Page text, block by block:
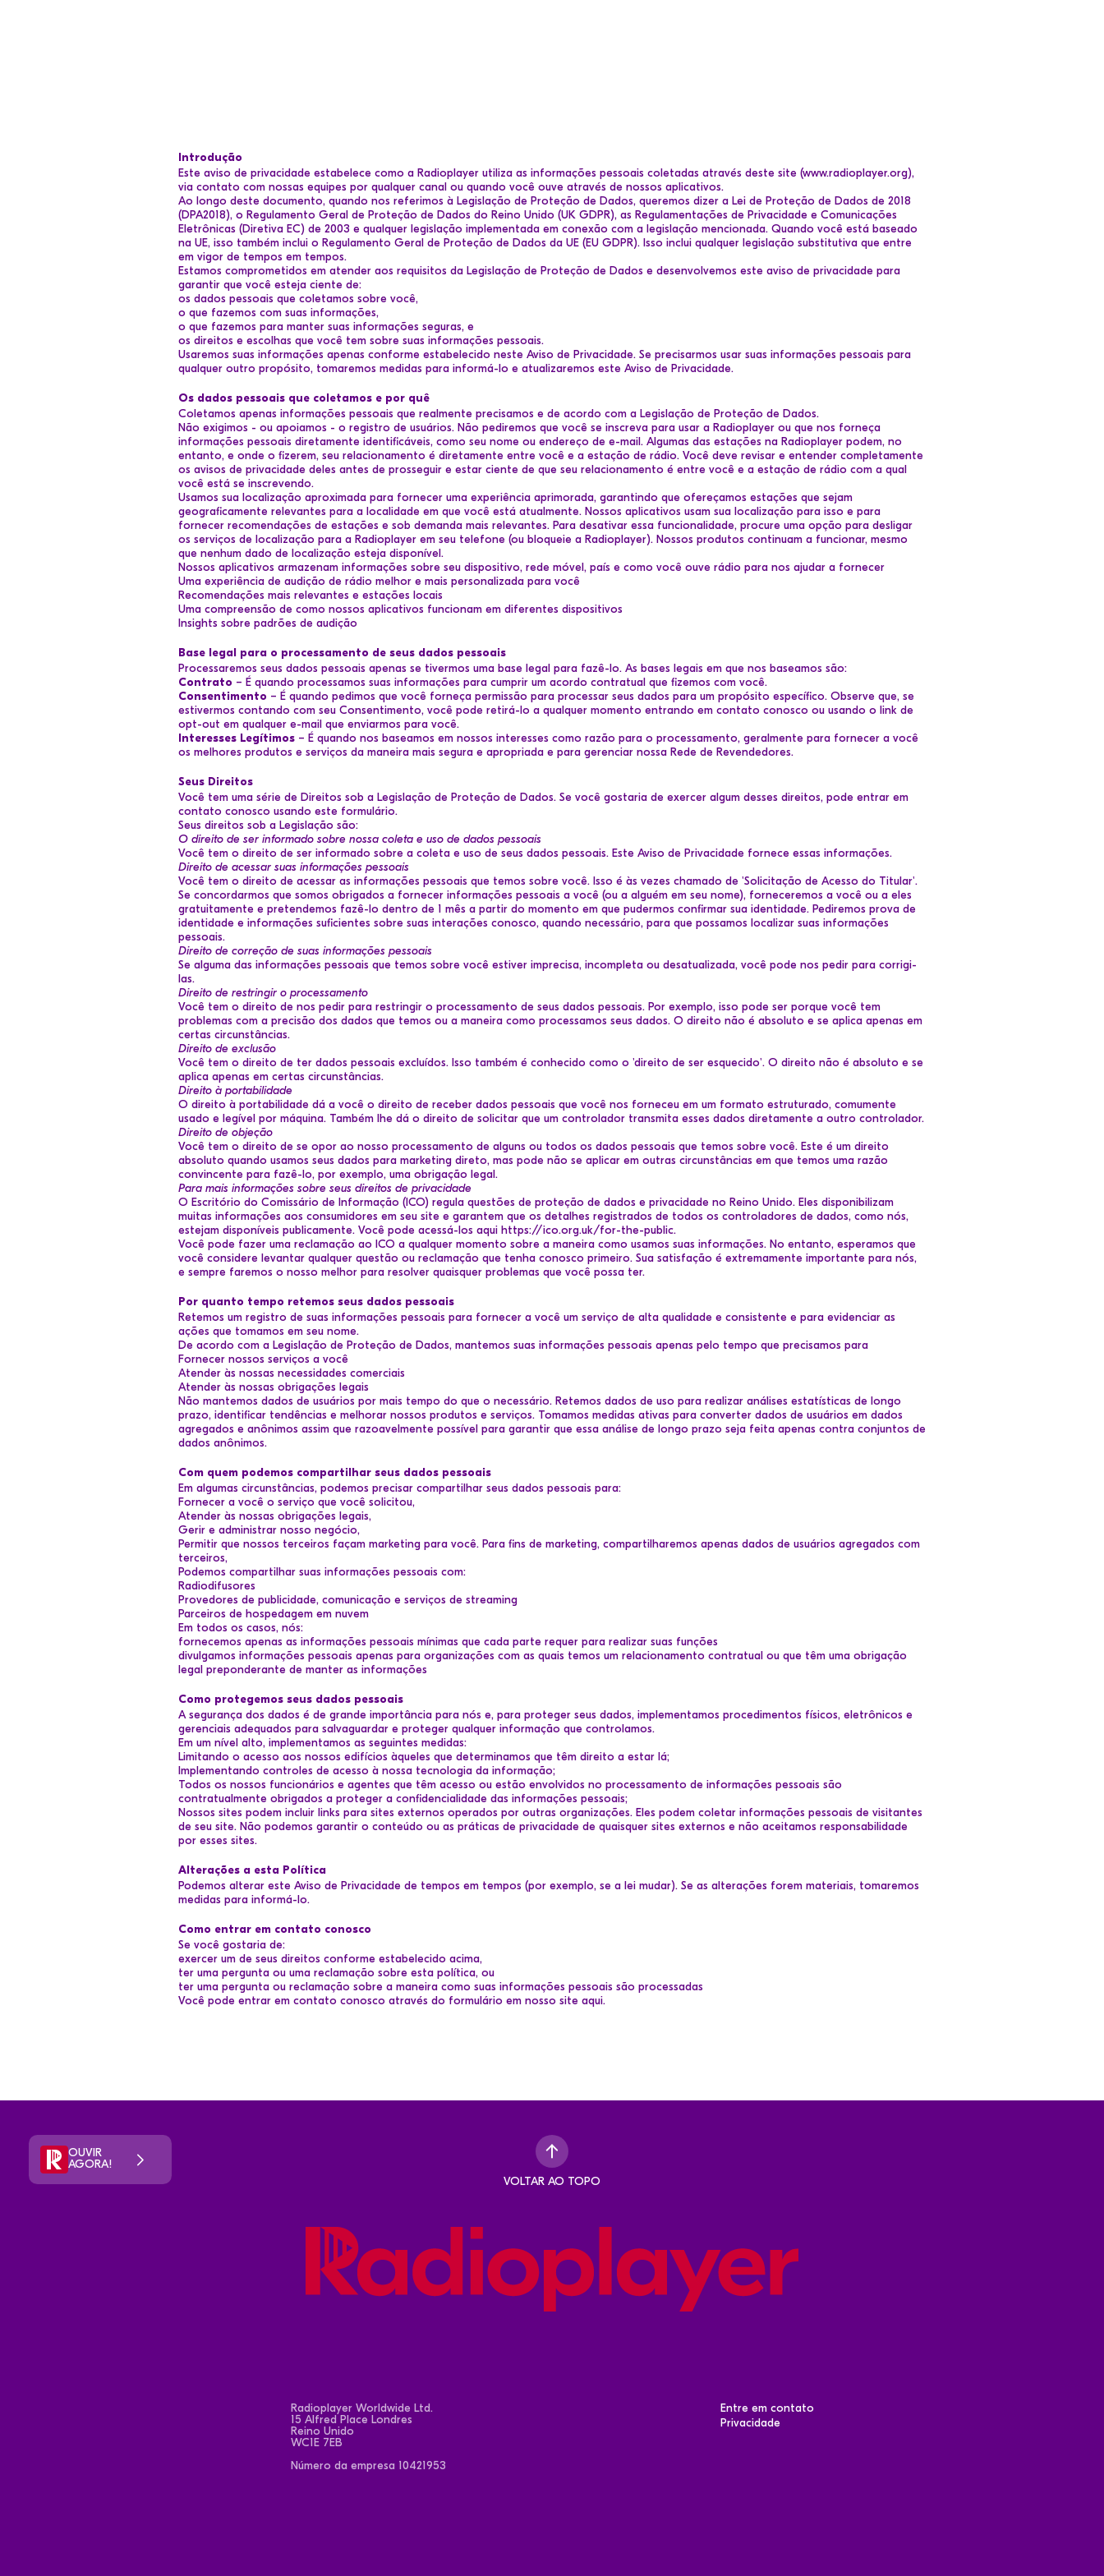
Introdução
Este aviso de privacidade estabelece como a Radioplayer utiliza as informações pessoais coletadas através deste site (www.radioplayer.org),
via contato com nossas equipes por qualquer canal ou quando você ouve através de nossos aplicativos.
Ao longo deste documento, quando nos referimos à Legislação de Proteção de Dados, queremos dizer a Lei de Proteção de Dados de 2018
(DPA2018), o Regulamento Geral de Proteção de Dados do Reino Unido (UK GDPR), as Regulamentações de Privacidade e Comunicações
Eletrônicas (Diretiva EC) de 2003 e qualquer legislação implementada em conexão com a legislação mencionada. Quando você está baseado
na UE, isso também inclui o Regulamento Geral de Proteção de Dados da UE (EU GDPR). Isso inclui qualquer legislação substitutiva que entre
em vigor de tempos em tempos.
Estamos comprometidos em atender aos requisitos da Legislação de Proteção de Dados e desenvolvemos este aviso de privacidade para
garantir que você esteja ciente de:
os dados pessoais que coletamos sobre você,
o que fazemos com suas informações,
o que fazemos para manter suas informações seguras, e
os direitos e escolhas que você tem sobre suas informações pessoais.
Usaremos suas informações apenas conforme estabelecido neste Aviso de Privacidade. Se precisarmos usar suas informações pessoais para
qualquer outro propósito, tomaremos medidas para informá-lo e atualizaremos este Aviso de Privacidade.
Os dados pessoais que coletamos e por quê
Coletamos apenas informações pessoais que realmente precisamos e de acordo com a Legislação de Proteção de Dados.
Não exigimos - ou apoiamos - o registro de usuários. Não pediremos que você se inscreva para usar a Radioplayer ou que nos forneça
informações pessoais diretamente identificáveis, como seu nome ou endereço de e-mail. Algumas das estações na Radioplayer podem, no
entanto, e onde o fizerem, seu relacionamento é diretamente entre você e a estação de rádio. Você deve revisar e entender completamente
os avisos de privacidade deles antes de prosseguir e estar ciente de que seu relacionamento é entre você e a estação de rádio com a qual
você está se inscrevendo.
Usamos sua localização aproximada para fornecer uma experiência aprimorada, garantindo que ofereçamos estações que sejam
geograficamente relevantes para a localidade em que você está atualmente. Nossos aplicativos usam sua localização para isso e para
fornecer recomendações de estações e sob demanda mais relevantes. Para desativar essa funcionalidade, procure uma opção para desligar
os serviços de localização para a Radioplayer em seu telefone (ou bloqueie a Radioplayer). Nossos produtos continuam a funcionar, mesmo
que nenhum dado de localização esteja disponível.
Nossos aplicativos armazenam informações sobre seu dispositivo, rede móvel, país e como você ouve rádio para nos ajudar a fornecer
Uma experiência de audição de rádio melhor e mais personalizada para você
Recomendações mais relevantes e estações locais
Uma compreensão de como nossos aplicativos funcionam em diferentes dispositivos
Insights sobre padrões de audição
Base legal para o processamento de seus dados pessoais
Processaremos seus dados pessoais apenas se tivermos uma base legal para fazê-lo. As bases legais em que nos baseamos são:
Contrato – É quando processamos suas informações para cumprir um acordo contratual que fizemos com você.
Consentimento – É quando pedimos que você forneça permissão para processar seus dados para um propósito específico. Observe que, se
estivermos contando com seu Consentimento, você pode retirá-lo a qualquer momento entrando em contato conosco ou usando o link de
opt-out em qualquer e-mail que enviarmos para você.
Interesses Legítimos – É quando nos baseamos em nossos interesses como razão para o processamento, geralmente para fornecer a você
os melhores produtos e serviços da maneira mais segura e apropriada e para gerenciar nossa Rede de Revendedores.
Seus Direitos
Você tem uma série de Direitos sob a Legislação de Proteção de Dados. Se você gostaria de exercer algum desses direitos, pode entrar em
contato conosco usando este formulário.
Seus direitos sob a Legislação são:
O direito de ser informado sobre nossa coleta e uso de dados pessoais
Você tem o direito de ser informado sobre a coleta e uso de seus dados pessoais. Este Aviso de Privacidade fornece essas informações.
Direito de acessar suas informações pessoais
Você tem o direito de acessar as informações pessoais que temos sobre você. Isso é às vezes chamado de 'Solicitação de Acesso do Titular'.
Se concordarmos que somos obrigados a fornecer informações pessoais a você (ou a alguém em seu nome), forneceremos a você ou a eles
gratuitamente e pretendemos fazê-lo dentro de 1 mês a partir do momento em que pudermos confirmar sua identidade. Pediremos prova de
identidade e informações suficientes sobre suas interações conosco, quando necessário, para que possamos localizar suas informações
pessoais.
Direito de correção de suas informações pessoais
Se alguma das informações pessoais que temos sobre você estiver imprecisa, incompleta ou desatualizada, você pode nos pedir para corrigi-
las.
Direito de restringir o processamento
Você tem o direito de nos pedir para restringir o processamento de seus dados pessoais. Por exemplo, isso pode ser porque você tem
problemas com a precisão dos dados que temos ou a maneira como processamos seus dados. O direito não é absoluto e se aplica apenas em
certas circunstâncias.
Direito de exclusão
Você tem o direito de ter dados pessoais excluídos. Isso também é conhecido como o 'direito de ser esquecido'. O direito não é absoluto e se
aplica apenas em certas circunstâncias.
Direito à portabilidade
O direito à portabilidade dá a você o direito de receber dados pessoais que você nos forneceu em um formato estruturado, comumente
usado e legível por máquina. Também lhe dá o direito de solicitar que um controlador transmita esses dados diretamente a outro controlador.
Direito de objeção
Você tem o direito de se opor ao nosso processamento de alguns ou todos os dados pessoais que temos sobre você. Este é um direito
absoluto quando usamos seus dados para marketing direto, mas pode não se aplicar em outras circunstâncias em que temos uma razão
convincente para fazê-lo, por exemplo, uma obrigação legal.
Para mais informações sobre seus direitos de privacidade
O Escritório do Comissário de Informação (ICO) regula questões de proteção de dados e privacidade no Reino Unido. Eles disponibilizam
muitas informações aos consumidores em seu site e garantem que os detalhes registrados de todos os controladores de dados, como nós,
estejam disponíveis publicamente. Você pode acessá-los aqui https://ico.org.uk/for-the-public.
Você pode fazer uma reclamação ao ICO a qualquer momento sobre a maneira como usamos suas informações. No entanto, esperamos que
você considere levantar qualquer questão ou reclamação que tenha conosco primeiro. Sua satisfação é extremamente importante para nós,
e sempre faremos o nosso melhor para resolver quaisquer problemas que você possa ter.
Por quanto tempo retemos seus dados pessoais
Retemos um registro de suas informações pessoais para fornecer a você um serviço de alta qualidade e consistente e para evidenciar as
ações que tomamos em seu nome.
De acordo com a Legislação de Proteção de Dados, mantemos suas informações pessoais apenas pelo tempo que precisamos para
Fornecer nossos serviços a você
Atender às nossas necessidades comerciais
Atender às nossas obrigações legais
Não mantemos dados de usuários por mais tempo do que o necessário. Retemos dados de uso para realizar análises estatísticas de longo
prazo, identificar tendências e melhorar nossos produtos e serviços. Tomamos medidas ativas para converter dados de usuários em dados
agregados e anônimos assim que razoavelmente possível para garantir que essa análise de longo prazo seja feita apenas contra conjuntos de
dados anônimos.
Com quem podemos compartilhar seus dados pessoais
Em algumas circunstâncias, podemos precisar compartilhar seus dados pessoais para:
Fornecer a você o serviço que você solicitou,
Atender às nossas obrigações legais,
Gerir e administrar nosso negócio,
Permitir que nossos terceiros façam marketing para você. Para fins de marketing, compartilharemos apenas dados de usuários agregados com
terceiros,
Podemos compartilhar suas informações pessoais com:
Radiodifusores
Provedores de publicidade, comunicação e serviços de streaming
Parceiros de hospedagem em nuvem
Em todos os casos, nós:
fornecemos apenas as informações pessoais mínimas que cada parte requer para realizar suas funções
divulgamos informações pessoais apenas para organizações com as quais temos um relacionamento contratual ou que têm uma obrigação
legal preponderante de manter as informações
Como protegemos seus dados pessoais
A segurança dos dados é de grande importância para nós e, para proteger seus dados, implementamos procedimentos físicos, eletrônicos e
gerenciais adequados para salvaguardar e proteger qualquer informação que controlamos.
Em um nível alto, implementamos as seguintes medidas:
Limitando o acesso aos nossos edifícios àqueles que determinamos que têm direito a estar lá;
Implementando controles de acesso à nossa tecnologia da informação;
Todos os nossos funcionários e agentes que têm acesso ou estão envolvidos no processamento de informações pessoais são
contratualmente obrigados a proteger a confidencialidade das informações pessoais;
Nossos sites podem incluir links para sites externos operados por outras organizações. Eles podem coletar informações pessoais de visitantes
de seu site. Não podemos garantir o conteúdo ou as práticas de privacidade de quaisquer sites externos e não aceitamos responsabilidade
por esses sites.
Alterações a esta Política
Podemos alterar este Aviso de Privacidade de tempos em tempos (por exemplo, se a lei mudar). Se as alterações forem materiais, tomaremos
medidas para informá-lo.
Como entrar em contato conosco
Se você gostaria de:
exercer um de seus direitos conforme estabelecido acima,
ter uma pergunta ou uma reclamação sobre esta política, ou
ter uma pergunta ou reclamação sobre a maneira como suas informações pessoais são processadas
Você pode entrar em contato conosco através do formulário em nosso site aqui.
OUVIR
AGORA!
VOLTAR AO TOPO
Radioplayer Worldwide Ltd.
15 Alfred Place Londres
Reino Unido
WC1E 7EB
Número da empresa 10421953
Entre em contato
Privacidade